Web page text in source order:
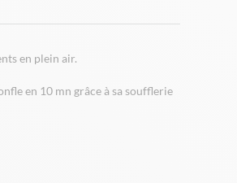
en plein air.
en 10 mn grâce à sa soufflerie